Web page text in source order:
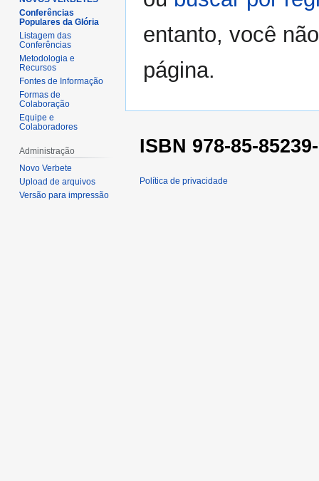
entanto, você
página.
Conferências
Populares da Glória
Listagem das
Conferências
Metodologia e
Recursos
Fontes de Informação
Formas de
Colaboração
Equipe e
Colaboradores
Administração
Novo Verbete
Upload de arquivos
Versão para impressão
ISBN 978-85-
Política de privacidade